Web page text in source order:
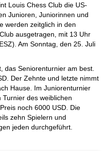
Louis Chess Club die US-
Junioren, Juniorinnen und
werden zeitglich in den
ausgetragen, mit 13 Uhr
Am Sonntag, den 25. Juli
das Seniorenturnier am best.
Der Zehnte und letzte nimmt
Hause. Im Juniorenturnier
des weiblichen
noch 6000 USD. Die
zehn Spielern und
jeden durchgeführt.